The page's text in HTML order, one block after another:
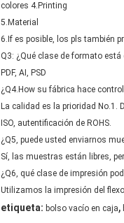
colores 4.Printing
5.Material
6.If es posible, los pls también
Q3: ¿Qué clase de formato
PDF, AI, PSD
¿Q4.How su fábrica hace
La calidad es la prioridad No.1.
ISO, autentificación de ROHS.
¿Q5, puede usted enviarnos
Sí, las muestras están libres,
¿Q6, qué clase de impresión
Utilizamos la impresión del
etiqueta: bolso vacío en caja,